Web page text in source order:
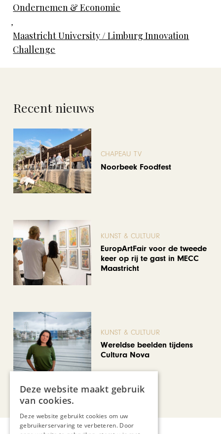
Ondernemen & Economie
,
Maastricht University / Limburg Innovation
Challenge
Recent nieuws
CHAPEAU TV
Noorbeek Foodfest
KUNST & CULTUUR
EuropArtFair voor de tweede
keer op rij te gast in MECC
Maastricht
KUNST & CULTUUR
Wereldse beelden tijdens
Cultura Nova
Bekijk alle artikelen
Deze website maakt gebruik
van cookies.
Deze website gebruikt cookies om uw
gebruikerservaring te verbeteren. Door